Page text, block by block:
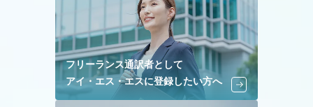
フリーランス通訳者として
アイ・エス・エスに登録したい方へ